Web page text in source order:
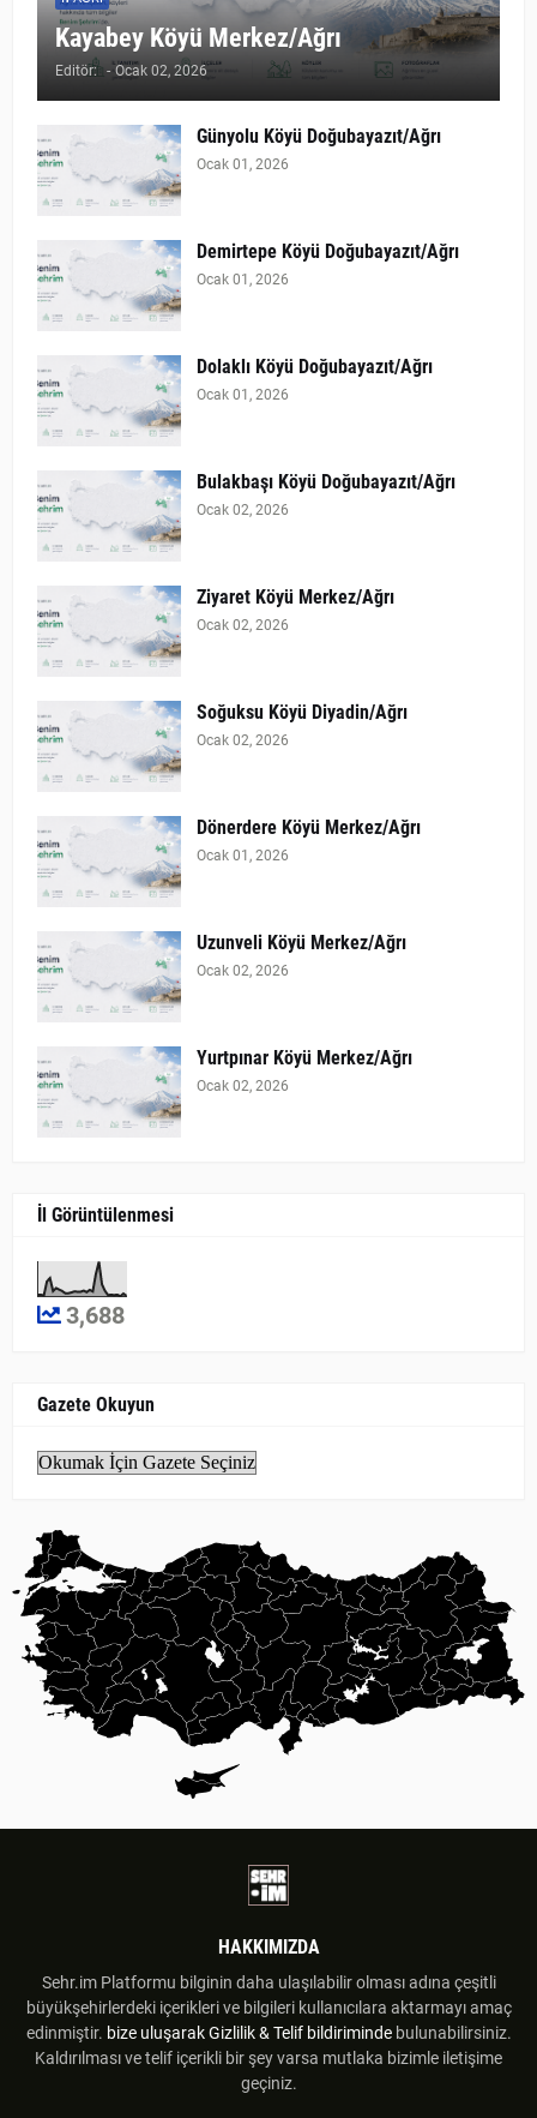
Kayabey Köyü Merkez/Ağrı
Editör: - Ocak 02, 2026
Günyolu Köyü Doğubayazıt/Ağrı
Ocak 01, 2026
Demirtepe Köyü Doğubayazıt/Ağrı
Ocak 01, 2026
Dolaklı Köyü Doğubayazıt/Ağrı
Ocak 01, 2026
Bulakbaşı Köyü Doğubayazıt/Ağrı
Ocak 02, 2026
Ziyaret Köyü Merkez/Ağrı
Ocak 02, 2026
Soğuksu Köyü Diyadin/Ağrı
Ocak 02, 2026
Dönerdere Köyü Merkez/Ağrı
Ocak 01, 2026
Uzunveli Köyü Merkez/Ağrı
Ocak 02, 2026
Yurtpınar Köyü Merkez/Ağrı
Ocak 02, 2026
İl Görüntülenmesi
3,688
Gazete Okuyun
HAKKIMIZDA
Sehr.im Platformu bilginin daha ulaşılabilir olması adına çeşitli
büyükşehirlerdeki içerikleri ve bilgileri kullanıcılara aktarmayı amaç
edinmiştir. bize uluşarak Gizlilik & Telif bildiriminde bulunabilirsiniz.
Kaldırılması ve telif içerikli bir şey varsa mutlaka bizimle iletişime
geçiniz.